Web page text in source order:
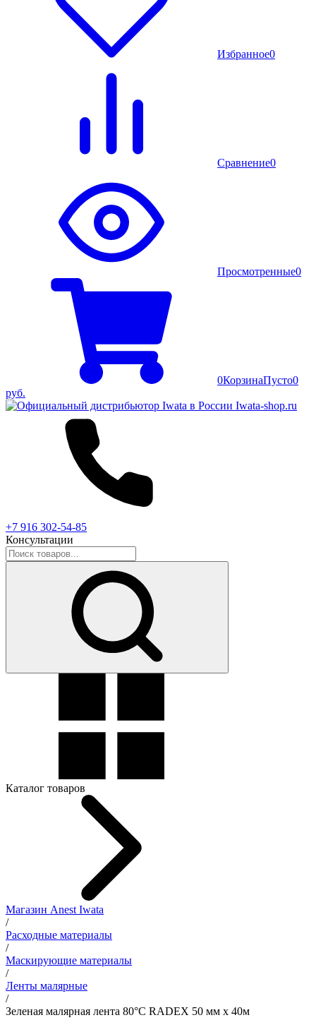
Избранное0
Сравнение0
Просмотренные0
0КорзинаПусто0
руб.
+7 916 302-54-85
Консультации
Каталог товаров
Магазин Anest Iwata
/
Расходные материалы
/
Маскирующие материалы
/
Ленты малярные
/
Зеленая малярная лента 80°С RADEX 50 мм х 40м